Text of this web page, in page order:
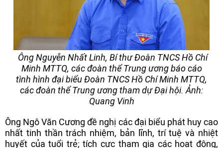
Ông Nguyễn Nhất Linh, Bí thư Đoàn TNCS Hồ Chí
Minh MTTQ, các đoàn thể Trung ương báo cáo
tình hình đại biểu Đoàn TNCS Hồ Chí Minh MTTQ,
các đoàn thể Trung ương tham dự Đại hội. Ảnh:
Quang Vinh
Ông Ngô Văn Cương đề nghị các đại biểu phát huy cao
nhất tinh thần trách nhiệm, bản lĩnh, trí tuệ và nhiệt
huyết của tuổi trẻ; tích cực tham gia các hoạt động,